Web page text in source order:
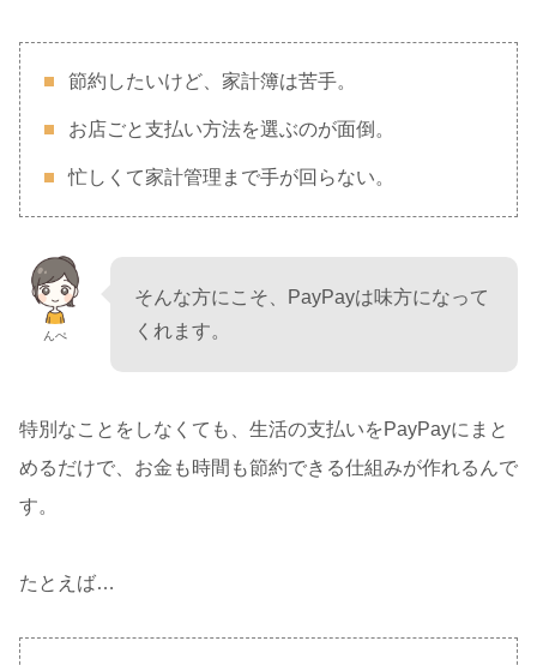
節約したいけど、家計簿は苦手。
お店ごと支払い方法を選ぶのが面倒。
忙しくて家計管理まで手が回らない。
んぺ
そんな方にこそ、PayPayは味方になって
くれます。
特別なことをしなくても、生活の支払いをPayPayにまと
めるだけで、お金も時間も節約できる仕組みが作れるんで
す。
たとえば…